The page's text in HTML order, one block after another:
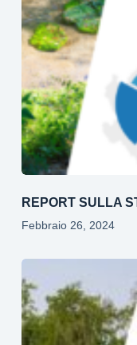
REPORT SULLA
Febbraio 26, 2024